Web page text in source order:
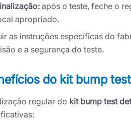
após o teste, feche o
apropriado.
as instruções específicas do
e a segurança do teste.
do kit bump
regular do kit bump test